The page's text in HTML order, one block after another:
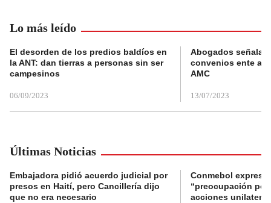
Lo más leído
El desorden de los predios baldíos en
la ANT: dan tierras a personas sin ser
campesinos
06/09/2023
Abogados
convenios ente
AMC
13/07/2023
Últimas Noticias
Embajadora pidió acuerdo judicial por
presos en Haití, pero Cancillería dijo
que no era necesario
Conmebol expresó
“preocupación
acciones